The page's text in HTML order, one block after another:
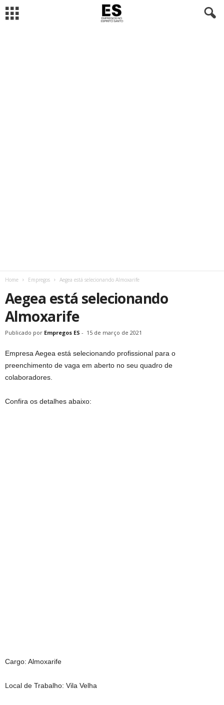
Home Empregos Aegea está selecionando Almoxarife
Aegea está selecionando
Almoxarife
Publicado por Empregos ES - 15 de março de 2021
Empresa Aegea está selecionando profissional para o
preenchimento de vaga em aberto no seu quadro de
colaboradores.
Confira os detalhes abaixo:
Cargo: Almoxarife
Local de Trabalho: Vila Velha